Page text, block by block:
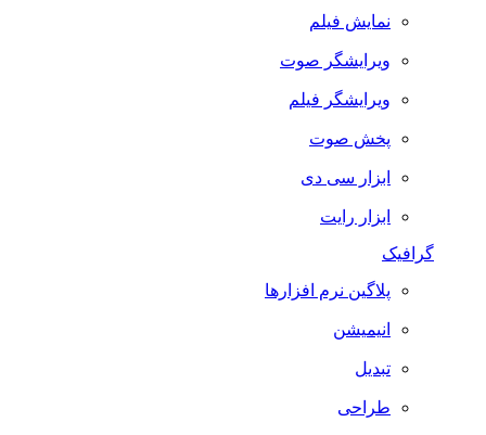
نمایش فیلم
ویرایشگر صوت
ویرایشگر فیلم
پخش صوت
ابزار سی دی
ابزار رایت
گرافیک
پلاگین نرم افزارها
انیمیشن
تبدیل
طراحی